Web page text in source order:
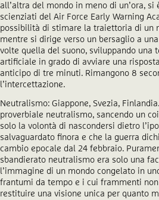
all’altra del mondo in meno di un’ora,
scienziati del Air Force Early Warning
possibilità di stimare la traiettoria di un
mentre si dirige verso un bersaglio a
volte quella del suono, sviluppando una
artificiale in grado di avviare una
anticipo di tre minuti. Rimangono 8
l’intercettazione.
Neutralismo: Giappone, Svezia,
proverbiale neutralismo, sancendo un
solo la volontà di nascondersi dietro
salvaguardato finora e che la guerra
cambio epocale dal 24 febbraio.
sbandierato neutralismo era solo una
l’immagine di un mondo congelato in
frantumi da tempo e i cui frammenti
restituire una visione unica per quanto